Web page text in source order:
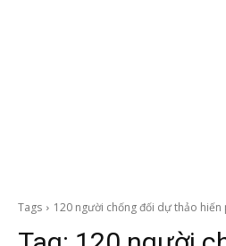
Tags 120 người chống đối dự thảo hiến